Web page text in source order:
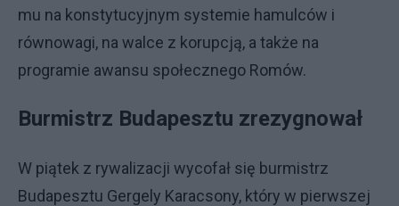
mu na konstytucyjnym systemie hamulców i
równowagi, na walce z korupcją, a także na
programie awansu społecznego Romów.
Burmistrz Budapesztu zrezygnował
W piątek z rywalizacji wycofał się burmistrz
Budapesztu Gergely Karacsony, który w pierwszej